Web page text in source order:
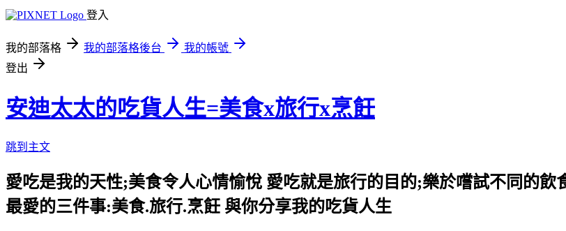
登入
我的部落格 我的部落格後台
我的帳號
登出
安迪太太的吃貨人生=美食x旅行x烹飪
跳到主文
愛吃是我的天性;美食令人心情愉悅 愛吃就是旅行的目的;樂於嚐試不同的
最愛的三件事:美食.旅行.烹飪 與你分享我的吃貨人生